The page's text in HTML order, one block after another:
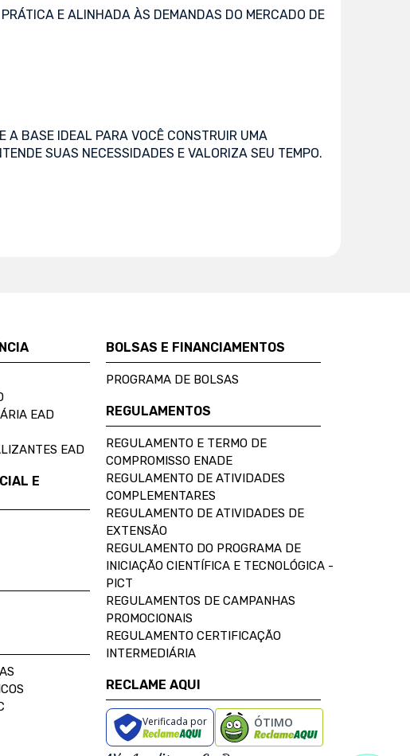
E ALINHADA ÀS DEMANDAS DO MERCADO DE
A BASE IDEAL PARA VOCÊ CONSTRUIR UMA
SUAS NECESSIDADES E VALORIZA SEU TEMPO.
EAD
EAD
E
BOLSAS E FINANCIAMENTOS
PROGRAMA DE BOLSAS
REGULAMENTOS
REGULAMENTO E TERMO DE
COMPROMISSO ENADE
REGULAMENTO DE ATIVIDADES
COMPLEMENTARES
REGULAMENTO DE ATIVIDADES DE
EXTENSÃO
REGULAMENTO DO PROGRAMA DE
INICIAÇÃO CIENTÍFICA E TECNOLÓGICA -
PICT
REGULAMENTOS DE CAMPANHAS
PROMOCIONAIS
REGULAMENTO CERTIFICAÇÃO
INTERMEDIÁRIA
RECLAME AQUI
Verificada por ÓTIMO